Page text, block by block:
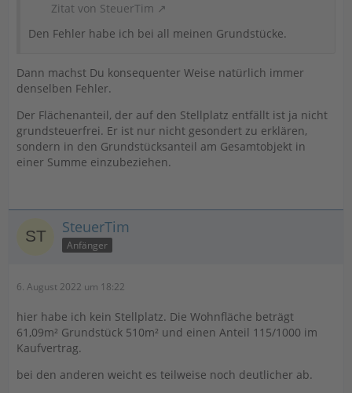
Zitat von SteuerTim
Den Fehler habe ich bei all meinen Grundstücke.
Dann machst Du konsequenter Weise natürlich immer
denselben Fehler.
Der Flächenanteil, der auf den Stellplatz entfällt ist ja nicht
grundsteuerfrei. Er ist nur nicht gesondert zu erklären,
sondern in den Grundstücksanteil am Gesamtobjekt in
einer Summe einzubeziehen.
SteuerTim
Anfänger
6. August 2022 um 18:22
hier habe ich kein Stellplatz. Die Wohnfläche beträgt
61,09m² Grundstück 510m² und einen Anteil 115/1000 im
Kaufvertrag.
bei den anderen weicht es teilweise noch deutlicher ab.